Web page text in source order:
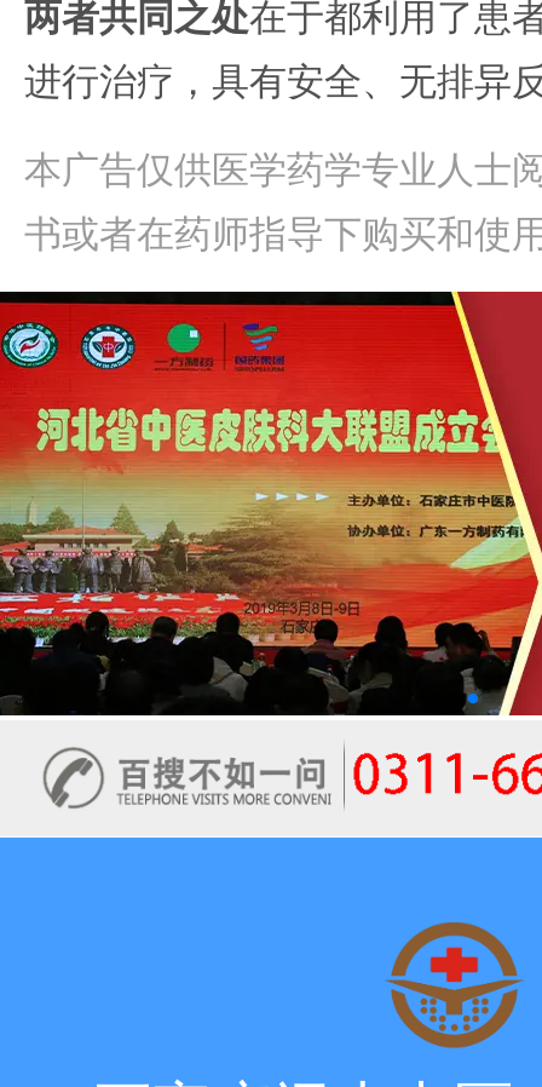
两者共同之处在于都利用了患
进行治疗，具有安全、无排异
本广告仅供医学药学专业人士
书或者在药师指导下购买和使